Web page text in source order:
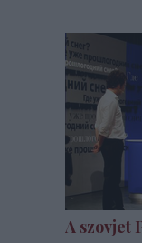
A szovjet